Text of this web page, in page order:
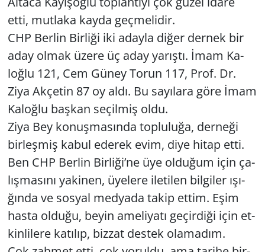
etti, mut­la­ka kayda geç­me­li­dir.
CHP Ber­lin Bir­li­ği iki aday­la diğer der­nek bir
aday olmak üzere üç aday ya­rış­tı. İmam Ka­
loğ­lu 121, Cem Güney Torun 117, Prof. Dr.
Ziya Ak­çe­tin 87 oy aldı. Bu sa­yı­la­ra göre İmam
Ka­loğ­lu baş­kan se­çil­miş oldu.
Ziya Bey ko­nuş­ma­sın­da top­lu­lu­ğa, der­ne­ği
bir­leş­miş kabul ede­rek evim, diye hitap etti.
Ben CHP Ber­lin Bir­li­ği’ne üye ol­du­ğum için ça­
lış­ma­sı­nı ya­ki­nen, üye­le­re ile­ti­len bil­gi­ler ışı­
ğın­da ve sos­yal med­ya­da takip ettim. Eşim
hasta ol­du­ğu, beyin ame­li­ya­tı ge­çir­di­ği için et­
kin­li­le­re ka­tı­lıp, biz­zat des­tek ola­ma­dım.